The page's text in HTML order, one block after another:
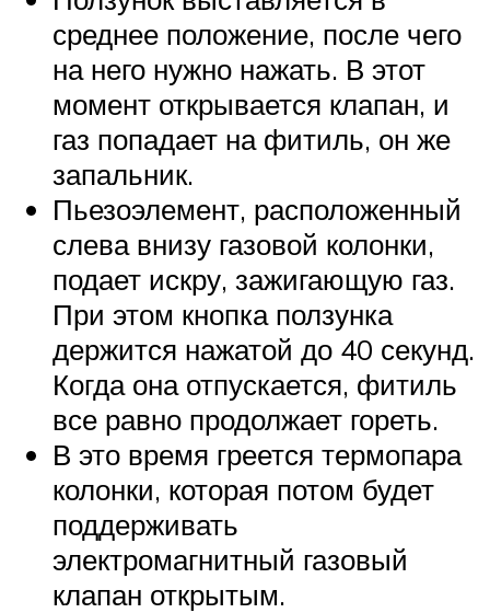
среднее положение, после чего
на него нужно нажать. В этот
момент открывается клапан, и
газ попадает на фитиль, он же
запальник.
Пьезоэлемент, расположенный
слева внизу газовой колонки,
подает искру, зажигающую газ.
При этом кнопка ползунка
держится нажатой до 40 секунд.
Когда она отпускается, фитиль
все равно продолжает гореть.
В это время греется термопара
колонки, которая потом будет
поддерживать
электромагнитный газовый
клапан открытым.